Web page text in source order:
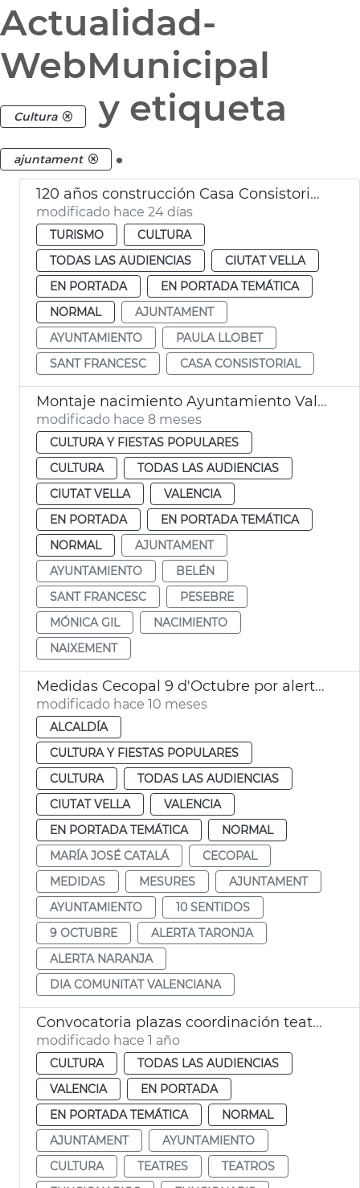
Actualidad-
WebMunicipal
Cultura y etiqueta
ajuntament .
120 años construcción Casa Consistorial València
modificado hace 24 días
TURISMO
CULTURA
TODAS LAS AUDIENCIAS
CIUTAT VELLA
EN PORTADA
EN PORTADA TEMÁTICA
NORMAL
AJUNTAMENT
AYUNTAMIENTO
PAULA LLOBET
SANT FRANCESC
CASA CONSISTORIAL
Montaje nacimiento Ayuntamiento València
modificado hace 8 meses
CULTURA Y FIESTAS POPULARES
CULTURA
TODAS LAS AUDIENCIAS
CIUTAT VELLA
VALENCIA
EN PORTADA
EN PORTADA TEMÁTICA
NORMAL
AJUNTAMENT
AYUNTAMIENTO
BELÉN
SANT FRANCESC
PESEBRE
MÓNICA GIL
NACIMIENTO
NAIXEMENT
Medidas Cecopal 9 d'Octubre por alerta naranja
modificado hace 10 meses
ALCALDÍA
CULTURA Y FIESTAS POPULARES
CULTURA
TODAS LAS AUDIENCIAS
CIUTAT VELLA
VALENCIA
EN PORTADA TEMÁTICA
NORMAL
MARÍA JOSÉ CATALÁ
CECOPAL
MEDIDAS
MESURES
AJUNTAMENT
AYUNTAMIENTO
10 SENTIDOS
9 OCTUBRE
ALERTA TARONJA
ALERTA NARANJA
DIA COMUNITAT VALENCIANA
Convocatoria plazas coordinación teatros municipales València
modificado hace 1 año
CULTURA
TODAS LAS AUDIENCIAS
VALENCIA
EN PORTADA
EN PORTADA TEMÁTICA
NORMAL
AJUNTAMENT
AYUNTAMIENTO
CULTURA
TEATRES
TEATROS